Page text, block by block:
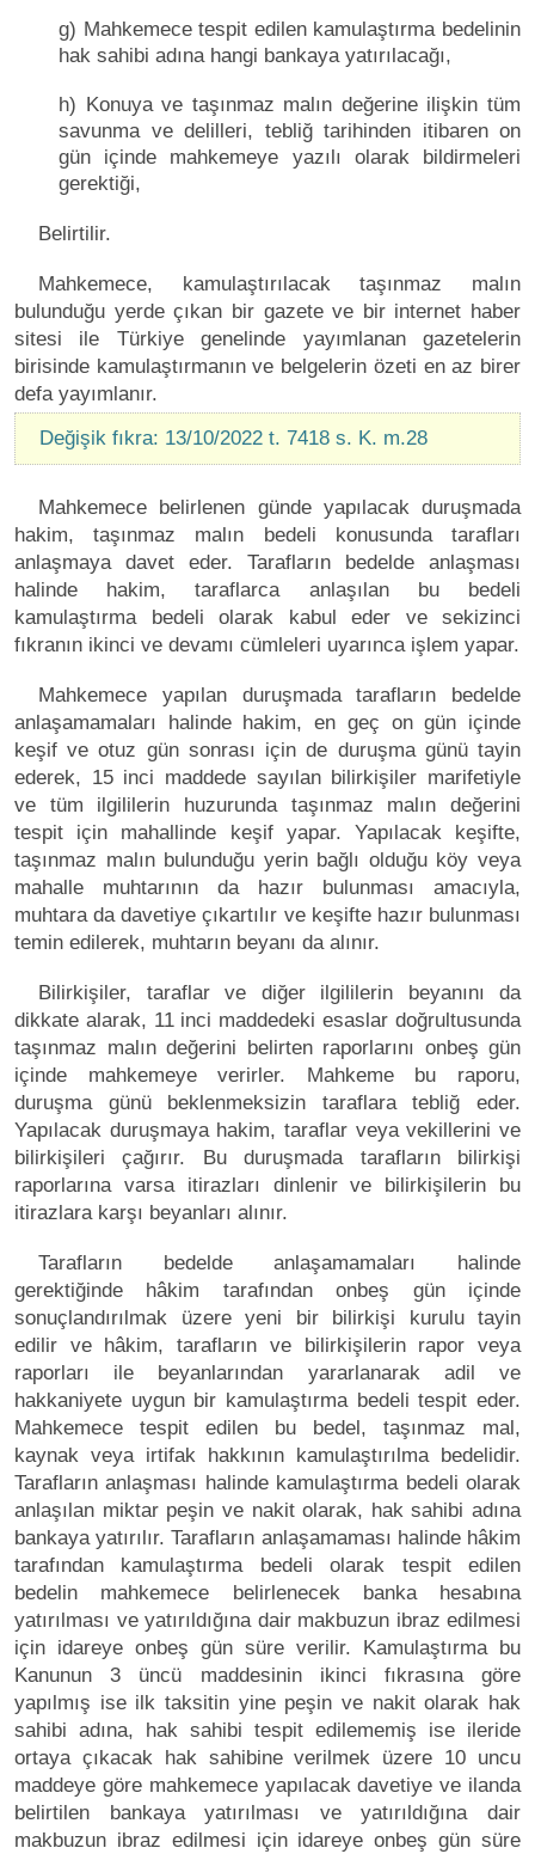
g) Mahkemece tespit edilen kamulaştırma bedelinin
hak sahibi adına hangi bankaya yatırılacağı,
h) Konuya ve taşınmaz malın değerine ilişkin tüm
savunma ve delilleri, tebliğ tarihinden itibaren on
gün içinde mahkemeye yazılı olarak bildirmeleri
gerektiği,
Belirtilir.
Mahkemece, kamulaştırılacak taşınmaz malın
bulunduğu yerde çıkan bir gazete ve bir internet haber
sitesi ile Türkiye genelinde yayımlanan gazetelerin
birisinde kamulaştırmanın ve belgelerin özeti en az birer
defa yayımlanır.
Değişik fıkra: 13/10/2022 t. 7418 s. K. m.28
Mahkemece belirlenen günde yapılacak duruşmada
hakim, taşınmaz malın bedeli konusunda tarafları
anlaşmaya davet eder. Tarafların bedelde anlaşması
halinde hakim, taraflarca anlaşılan bu bedeli
kamulaştırma bedeli olarak kabul eder ve sekizinci
fıkranın ikinci ve devamı cümleleri uyarınca işlem yapar.
Mahkemece yapılan duruşmada tarafların bedelde
anlaşamamaları halinde hakim, en geç on gün içinde
keşif ve otuz gün sonrası için de duruşma günü tayin
ederek, 15 inci maddede sayılan bilirkişiler marifetiyle
ve tüm ilgililerin huzurunda taşınmaz malın değerini
tespit için mahallinde keşif yapar. Yapılacak keşifte,
taşınmaz malın bulunduğu yerin bağlı olduğu köy veya
mahalle muhtarının da hazır bulunması amacıyla,
muhtara da davetiye çıkartılır ve keşifte hazır bulunması
temin edilerek, muhtarın beyanı da alınır.
Bilirkişiler, taraflar ve diğer ilgililerin beyanını da
dikkate alarak, 11 inci maddedeki esaslar doğrultusunda
taşınmaz malın değerini belirten raporlarını onbeş gün
içinde mahkemeye verirler. Mahkeme bu raporu,
duruşma günü beklenmeksizin taraflara tebliğ eder.
Yapılacak duruşmaya hakim, taraflar veya vekillerini ve
bilirkişileri çağırır. Bu duruşmada tarafların bilirkişi
raporlarına varsa itirazları dinlenir ve bilirkişilerin bu
itirazlara karşı beyanları alınır.
Tarafların bedelde anlaşamamaları halinde
gerektiğinde hâkim tarafından onbeş gün içinde
sonuçlandırılmak üzere yeni bir bilirkişi kurulu tayin
edilir ve hâkim, tarafların ve bilirkişilerin rapor veya
raporları ile beyanlarından yararlanarak adil ve
hakkaniyete uygun bir kamulaştırma bedeli tespit eder.
Mahkemece tespit edilen bu bedel, taşınmaz mal,
kaynak veya irtifak hakkının kamulaştırılma bedelidir.
Tarafların anlaşması halinde kamulaştırma bedeli olarak
anlaşılan miktar peşin ve nakit olarak, hak sahibi adına
bankaya yatırılır. Tarafların anlaşamaması halinde hâkim
tarafından kamulaştırma bedeli olarak tespit edilen
bedelin mahkemece belirlenecek banka hesabına
yatırılması ve yatırıldığına dair makbuzun ibraz edilmesi
için idareye onbeş gün süre verilir. Kamulaştırma bu
Kanunun 3 üncü maddesinin ikinci fıkrasına göre
yapılmış ise ilk taksitin yine peşin ve nakit olarak hak
sahibi adına, hak sahibi tespit edilememiş ise ileride
ortaya çıkacak hak sahibine verilmek üzere 10 uncu
maddeye göre mahkemece yapılacak davetiye ve ilanda
belirtilen bankaya yatırılması ve yatırıldığına dair
makbuzun ibraz edilmesi için idareye onbeş gün süre